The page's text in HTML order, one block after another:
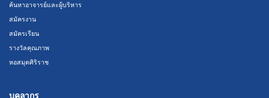
ค้นหาอาจารย์และผู้บริหาร
สมัครงาน
สมัครเรียน
รางวัลคุณภาพ
หอสมุดศิริราช
บุคลากร